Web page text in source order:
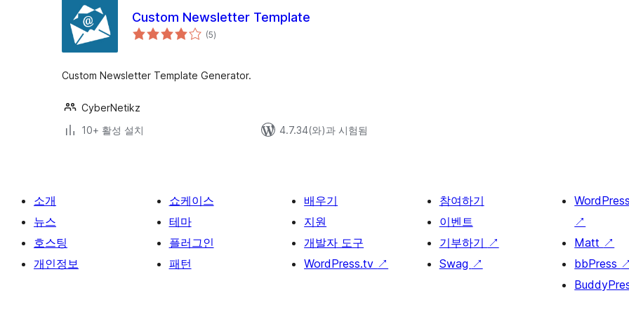
Custom Newsletter Template
(5전
체)
Custom Newsletter Template Generator.
CyberNetikz
10+ 활성 설치
4.7.34(와)과 시험됨
소개
뉴스
호스팅
개인정보
쇼케이스
테마
플러그인
패턴
배우기
지원
개발자 도구
WordPress.tv ↗
참여하기
이벤트
기부하기 ↗
Swag ↗
↗
Matt ↗
bbPress ↗